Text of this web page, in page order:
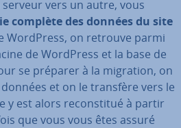
vers un autre, vous
complète des données du site
WordPress, on retrouve parmi
de WordPress et la base de
se préparer à la migration, on
et on le transfère vers le
y est alors re­cons­ti­tué à partir
que vous vous êtes assuré